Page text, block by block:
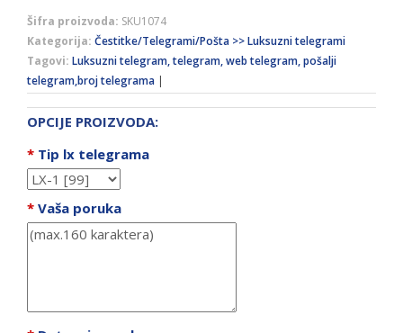
Šifra proizvoda: SKU1074
Kategorija: Čestitke/Telegrami/Pošta >> Luksuzni telegrami
Tagovi: Luksuzni telegram, telegram, web telegram, pošalji
telegram,broj telegrama |
OPCIJE PROIZVODA:
* Tip lx telegrama
* Vaša poruka